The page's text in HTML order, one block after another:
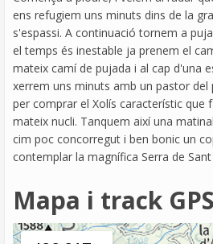
ens refugiem uns minuts dins de la
s'espassi. A continuació tornem a
el temps és inestable ja prenem el
mateix camí de pujada i al cap d'una
xerrem uns minuts amb un pastor
per comprar el Xolís característic que
mateix nucli. Tanquem així una
cim poc concorregut i ben bonic un
contemplar la magnífica Serra de Sant
Mapa i track GPS